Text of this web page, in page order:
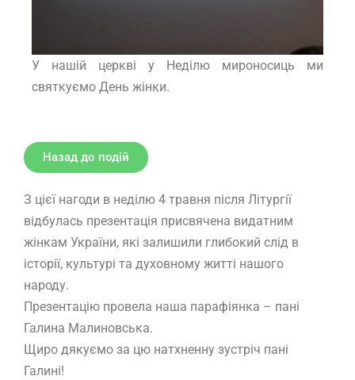
У нашій церкві у Неділю мироносиць ми
святкуємо День жінки.
Назад до подій
З цієї нагоди в неділю 4 травня після Літургії
відбулась презентація присвячена видатним
жінкам України, які залишили глибокий слід в
історії, культурі та духовному житті нашого
народу.
Презентацію провела наша парафіянка – пані
Галина Малиновська.
Щиро дякуємо за цю натхненну зустріч пані
Галині!